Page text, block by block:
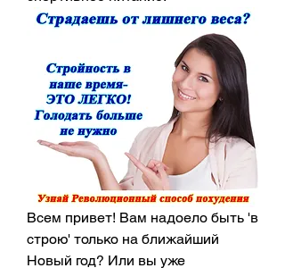
Всем привет! Вам надоело быть 'в
строю' только на ближайший
Новый год? Или вы уже